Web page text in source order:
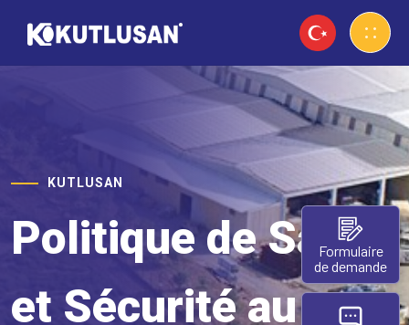
KUTLUSAN
Politique de Santé
et Sécurité au
Formulaire
de demande